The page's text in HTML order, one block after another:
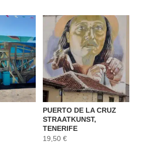
PUERTO DE LA CRUZ
STRAATKUNST,
TENERIFE
19,50€